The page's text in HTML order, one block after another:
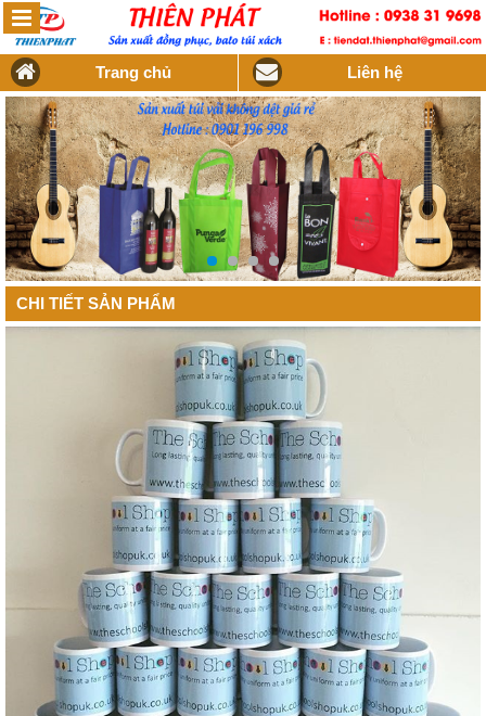
Trang chủ Liên hệ
CHI TIẾT SẢN PHẨM